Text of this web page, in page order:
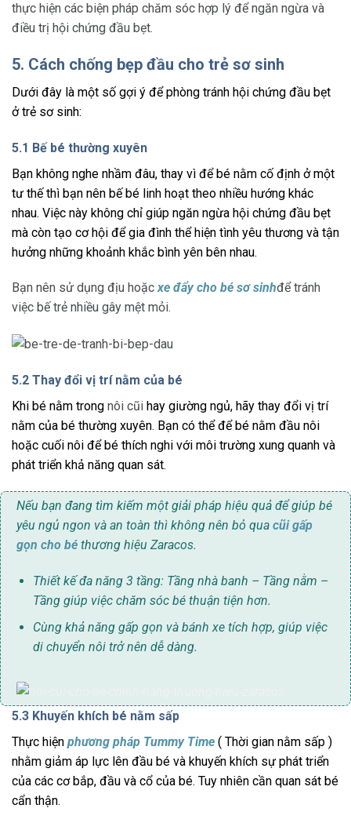
thực hiện các biện pháp chăm sóc hợp lý để ngăn ngừa và
điều trị hội chứng đầu bẹt.
5. Cách chống bẹp đầu cho trẻ sơ sinh
Dưới đây là một số gợi ý để phòng tránh hội chứng đầu bẹt
ở trẻ sơ sinh:
5.1 Bế bé thường xuyên
Bạn không nghe nhầm đâu, thay vì để bé nằm cố định ở một
tư thế thì bạn nên bế bé linh hoạt theo nhiều hướng khác
nhau. Việc này không chỉ giúp ngăn ngừa hội chứng đầu bẹt
mà còn tạo cơ hội để gia đình thể hiện tình yêu thương và tận
hưởng những khoảnh khắc bình yên bên nhau.
Bạn nên sử dụng địu hoặcxe đẩy cho bé sơ sinhđể tránh
việc bế trẻ nhiều gây mệt mỏi.
5.2 Thay đổi vị trí nằm của bé
Khi bé nằm trong nôi cũi hay giường ngủ, hãy thay đổi vị trí
nằm của bé thường xuyên. Bạn có thể để bé nằm đầu nôi
hoặc cuối nôi để bé thích nghi với môi trường xung quanh và
phát triển khả năng quan sát.
Nếu bạn đang tìm kiếm một giải pháp hiệu quả để giúp bé
yêu ngủ ngon và an toàn thì không nên bỏ qua cũi gấp
gọn cho bé thương hiệu Zaracos.
Thiết kế đa năng 3 tầng: Tầng nhà banh – Tầng nằm –
Tầng giúp việc chăm sóc bé thuận tiện hơn.
Cùng khả năng gấp gọn và bánh xe tích hợp, giúp việc
di chuyển nôi trở nên dễ dàng.
5.3 Khuyến khích bé nằm sấp
Thực hiện phương pháp Tummy Time ( Thời gian nằm sấp )
nhằm giảm áp lực lên đầu bé và khuyến khích sự phát triển
của các cơ bắp, đầu và cổ của bé. Tuy nhiên cần quan sát bé
cẩn thận.